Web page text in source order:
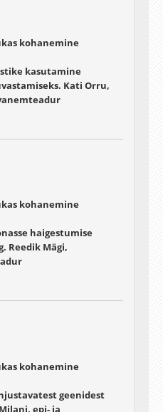
kohanemine
kasutamine
Kati Orru,
kohanemine
haigestumise
Reedik Mägi,
kohanemine
geenidest
epi- ja